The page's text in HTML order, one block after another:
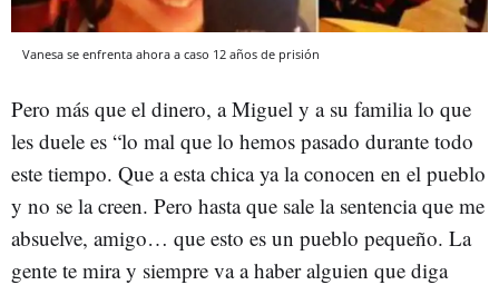
Vanesa se enfrenta ahora a caso 12 años de prisión
Pero más que el dinero, a Miguel y a su familia lo que
les duele es “lo mal que lo hemos pasado durante todo
este tiempo. Que a esta chica ya la conocen en el pueblo
y no se la creen. Pero hasta que sale la sentencia que me
absuelve, amigo… que esto es un pueblo pequeño. La
gente te mira y siempre va a haber alguien que diga